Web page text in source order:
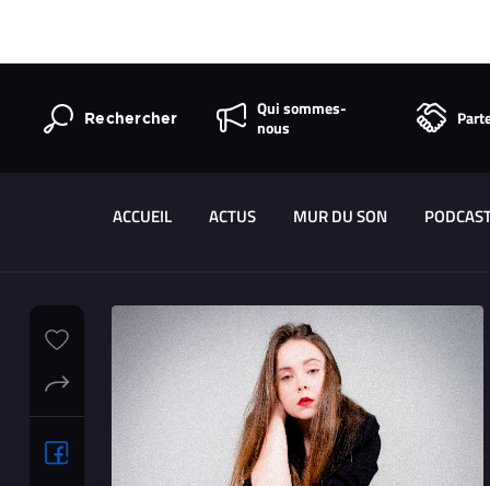
Rechercher
Qui sommes-
nous
ACCUEIL ACTUS MUR DU SON